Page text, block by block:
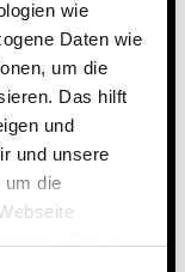
wie
Daten wie
um die
Das hilft
und
und unsere
um die